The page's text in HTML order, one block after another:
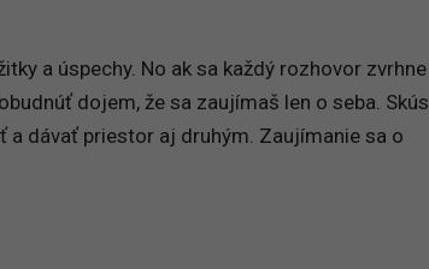
a úspechy. No ak sa každý rozhovor zvrhne
dojem, že sa zaujímaš len o seba. Skús
a dávať priestor aj druhým. Zaujímanie sa o